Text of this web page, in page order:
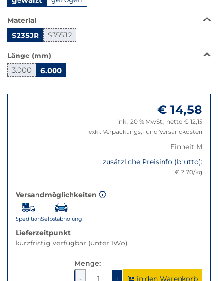
der
Filter
auf
die
beste
Alternative
in
der
Variante.
Material
S235JR S355J2
Länge (mm)
3.000 6.000
zu
€ 14,58
inkl. 20 % MwSt., netto € 12,15
exkl. Verpackungs,- und Versandkosten
Einheit M
zusätzliche Preisinfo (brutto):
€ 2.70/kg
Versandmöglichkeiten
SpeditionSelbstabholung
Lieferzeitpunkt
kurzfristig verfügbar (unter 1Wo)
Menge:
- +1um
in den Warenkorb